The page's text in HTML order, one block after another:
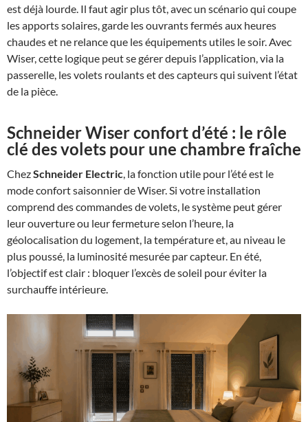
est déjà lourde. Il faut agir plus tôt, avec un scénario qui coupe
les apports solaires, garde les ouvrants fermés aux heures
chaudes et ne relance que les équipements utiles le soir. Avec
Wiser, cette logique peut se gérer depuis l’application, via la
passerelle, les volets roulants et des capteurs qui suivent l’état
de la pièce.
Schneider Wiser confort d’été : le rôle
clé des volets pour une chambre fraîche
ChezSchneider Electric, la fonction utile pour l’été est le
mode confort saisonnier de Wiser. Si votre installation
comprend des commandes de volets, le système peut gérer
leur ouverture ou leur fermeture selon l’heure, la
géolocalisation du logement, la température et, au niveau le
plus poussé, la luminosité mesurée par capteur. En été,
l’objectif est clair : bloquer l’excès de soleil pour éviter la
surchauffe intérieure.